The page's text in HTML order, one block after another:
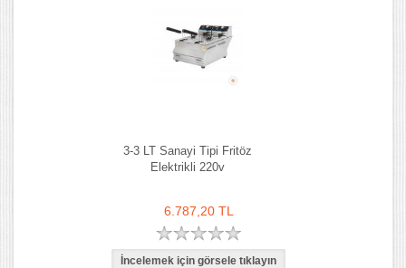
3-3 LT Sanayi Tipi Fritöz
Elektrikli 220v
6.787,20 TL